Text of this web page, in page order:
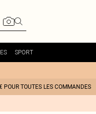
SPORT
POUR TOUTES LES COMMANDES